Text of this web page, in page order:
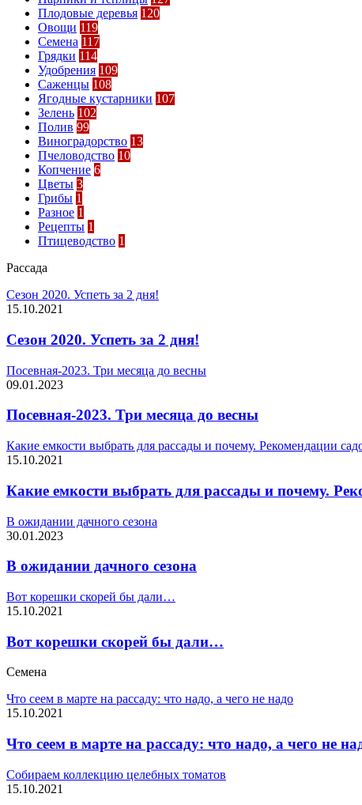
Плодовые деревья 120
Овощи 119
Семена 117
Грядки 114
Удобрения 109
Саженцы 108
Ягодные кустарники 107
Зелень 102
Полив 99
Виноградорство 13
Пчеловодство 10
Копчение 6
Цветы 3
Грибы 1
Разное 1
Рецепты 1
Птицеводство 1
Рассада
Сезон 2020. Успеть за 2 дня!
15.10.2021
Сезон 2020. Успеть за 2 дня!
Посевная-2023. Три месяца до весны
09.01.2023
Посевная-2023. Три месяца до весны
Какие емкости выбрать для рассады и почему. Рекомендации
15.10.2021
Какие емкости выбрать для рассады и почему.
В ожидании дачного сезона
30.01.2023
В ожидании дачного сезона
Вот корешки скорей бы дали…
15.10.2021
Вот корешки скорей бы дали…
Семена
Что сеем в марте на рассаду: что надо, а чего не надо
15.10.2021
Что сеем в марте на рассаду: что надо, а чего не
Собираем коллекцию целебных томатов
15.10.2021